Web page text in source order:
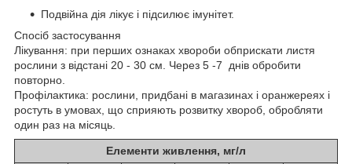
Подвійна дія лікує і підсилює імунітет.
Спосіб застосування
Лікування: при перших ознаках хвороби обприскати листя
рослини з відстані 20 - 30 см. Через 5 -7 днів обробити
повторно.
Профілактика: рослини, придбані в магазинах і оранжереях і
ростуть в умовах, що сприяють розвитку хвороб, обробляти
один раз на місяць.
Елементи живлення, мг/л